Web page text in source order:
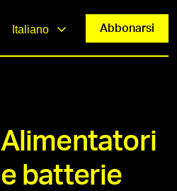
Italiano Abbonarsi
Alimentatori
e batterie